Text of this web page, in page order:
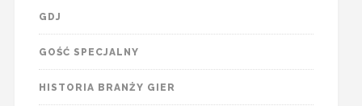
GDJ
GOŚĆ SPECJALNY
HISTORIA BRANŻY GIER